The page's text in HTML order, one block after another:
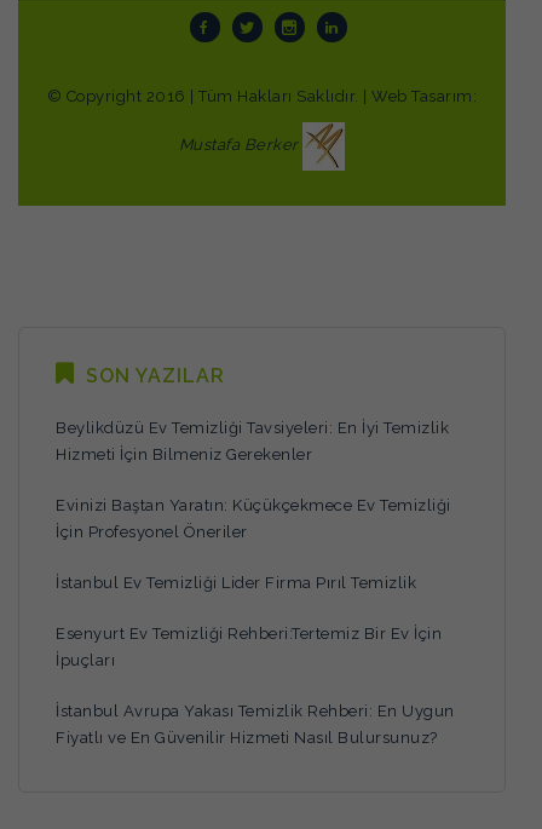
© Copyright 2016 | Tüm Hakları Saklıdır. | Web Tasarım:
Mustafa Berker
SON YAZILAR
Beylikdüzü Ev Temizliği Tavsiyeleri: En İyi Temizlik
Hizmeti İçin Bilmeniz Gerekenler
Evinizi Baştan Yaratın: Küçükçekmece Ev Temizliği
İçin Profesyonel Öneriler
İstanbul Ev Temizliği Lider Firma Pırıl Temizlik
Esenyurt Ev Temizliği Rehberi:Tertemiz Bir Ev İçin
İpuçları
İstanbul Avrupa Yakası Temizlik Rehberi: En Uygun
Fiyatlı ve En Güvenilir Hizmeti Nasıl Bulursunuz?